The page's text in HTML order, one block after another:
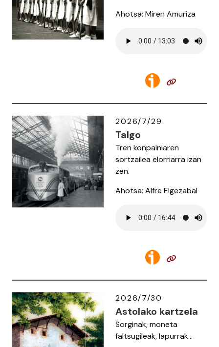
Ahotsa: Miren Amuriza
2026/7/29
Talgo
Tren konpainiaren
sortzailea elorriarra izan
zen.
Ahotsa: Alfre Elgezabal
2026/7/30
Astolako kartzela
Sorginak, moneta
faltsugileak, lapurrak...